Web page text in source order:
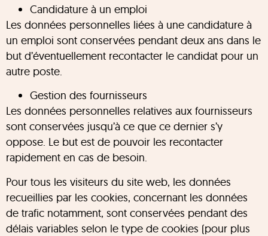
Candidature à un emploi
Les données personnelles liées à une candidature à
un emploi sont conservées pendant deux ans dans le
but d’éventuellement recontacter le candidat pour un
autre poste.
Gestion des fournisseurs
Les données personnelles relatives aux fournisseurs
sont conservées jusqu’à ce que ce dernier s’y
oppose. Le but est de pouvoir les recontacter
rapidement en cas de besoin.
Pour tous les visiteurs du site web, les données
recueillies par les cookies, concernant les données
de trafic notamment, sont conservées pendant des
délais variables selon le type de cookies (pour plus